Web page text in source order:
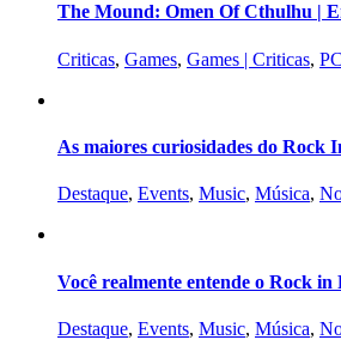
The Mound: Omen Of Cthulhu |
Criticas, Games, Games | Criticas, PC
As maiores curiosidades do Rock
Destaque, Events, Music, Música,
Você realmente entende o Rock in
Destaque, Events, Music, Música,